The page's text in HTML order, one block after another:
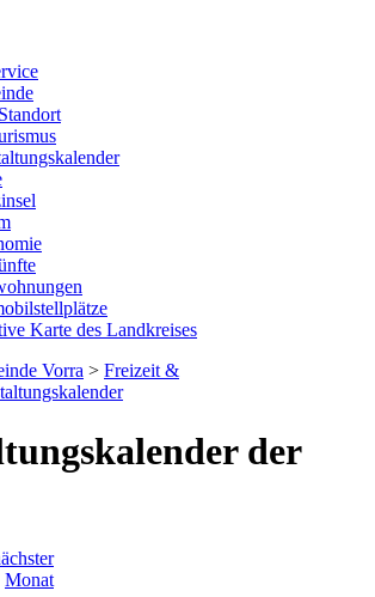
Karte des Landkreises
Vorra > Freizeit &
der